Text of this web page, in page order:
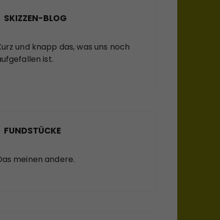
SKIZZEN-BLOG
und knapp das, was uns noch
ist.
FUNDSTÜCKE
meinen andere.